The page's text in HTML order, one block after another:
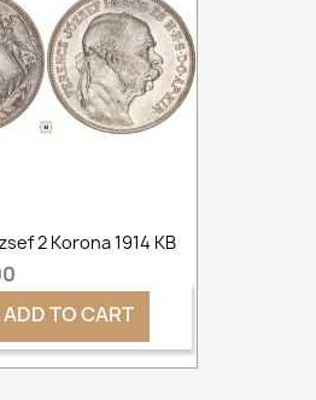
2 Korona 1914 KB
ADD TO CART